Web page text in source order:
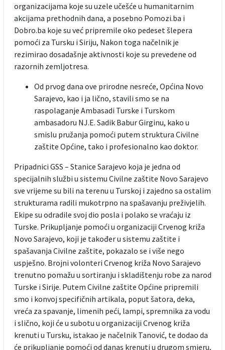
organizacijama koje su uzele učešće u humanitarnim
akcijama prethodnih dana, a posebno Pomozi.ba i
Dobro.ba koje su već pripremile oko pedeset šlepera
pomoći za Tursku i Siriju, Nakon toga načelnik je
rezimirao dosadašnje aktivnosti koje su prevedene od
razornih zemljotresa.
Od prvog dana ove prirodne nesreće, Općina Novo
Sarajevo, kao i ja lično, stavili smo se na
raspolaganje Ambasadi Turske i Turskom
ambasadoru NJ.E. Sadik Babur Girginu, kako u
smislu pružanja pomoći putem struktura Civilne
zaštite Općine, tako i profesionalno kao doktor.
Pripadnici GSS – Stanice Sarajevo koja je jedna od
specijalnih službi u sistemu Civilne zaštite Novo Sarajevo
sve vrijeme su bili na terenu u Turskoj i zajedno sa ostalim
strukturama radili mukotrpno na spašavanju preživjelih.
Ekipe su odradile svoj dio posla i polako se vraćaju iz
Turske. Prikupljanje pomoći u organizaciji Crvenog križa
Novo Sarajevo, koji je također u sistemu zaštite i
spašavanja Civilne zaštite, pokazalo se i više nego
uspješno. Brojni volonteri Crvenog križa Novo Sarajevo
trenutno pomažu u sortiranju i skladištenju robe za narod
Turske i Sirije. Putem Civilne zaštite Općine pripremili
smo i konvoj specifičnih artikala, poput šatora, deka,
vreća za spavanje, limenih peći, lampi, spremnika za vodu
i slično, koji će u subotu u organizaciji Crvenog križa
krenuti u Tursku, istakao je načelnik Tanović, te dodao da
će prikupljanje pomoći od danas krenuti u drugom smjeru,